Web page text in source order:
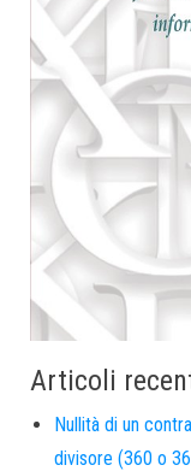
Articoli
Nullità di un
divisore (360 o